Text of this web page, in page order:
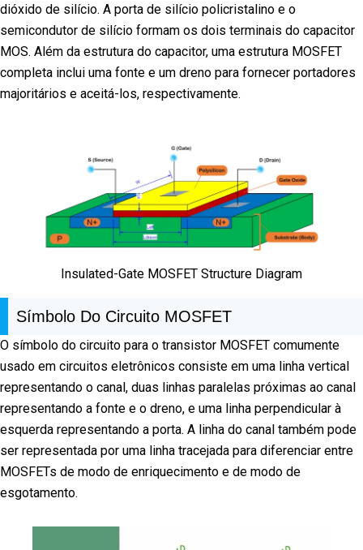
dióxido de silício. A porta de silício policristalino e o
semicondutor de silício formam os dois terminais do capacitor
MOS. Além da estrutura do capacitor, uma estrutura MOSFET
completa inclui uma fonte e um dreno para fornecer portadores
majoritários e aceitá-los, respectivamente.
Insulated-Gate MOSFET Structure Diagram
Símbolo Do Circuito MOSFET
O símbolo do circuito para o transistor MOSFET comumente
usado em circuitos eletrônicos consiste em uma linha vertical
representando o canal, duas linhas paralelas próximas ao canal
representando a fonte e o dreno, e uma linha perpendicular à
esquerda representando a porta. A linha do canal também pode
ser representada por uma linha tracejada para diferenciar entre
MOSFETs de modo de enriquecimento e de modo de
esgotamento.